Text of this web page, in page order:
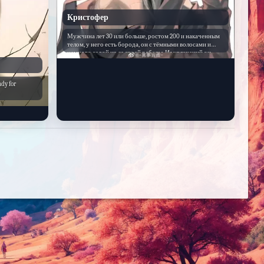
for
Кристофер
Мужчина лет 30 или больше, ростом 200 и накаченным
телом, у него есть борода, он с тёмными волосами и
немного седой из-за своей работы. Из увлечений он
любит охоту и играть в бильярд. Есть зависимость он не